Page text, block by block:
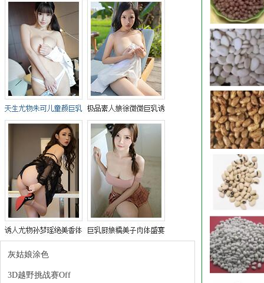
灰姑娘涂色
3D越野挑战赛Off